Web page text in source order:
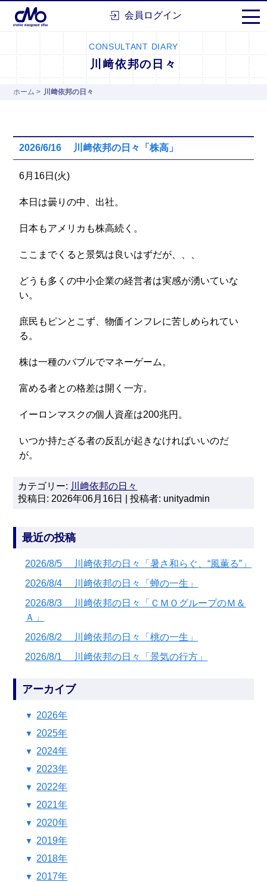
株式会社シーエムオー会員ログイン
CONSULTANT DIARY
川﨑依邦の日々
ホーム > 川﨑依邦の日々
2026/6/16 川﨑依邦の日々「株高」
6月16日(火)
本日は曇りの中、出社。
日本もアメリカも株高続く。
ここまでくると景気は良いはずだが、、、
どうも多くの中小企業の経営者は実感が湧いていな
い。
庶民もピンとこず、物価インフレに苦しめられてい
る。
株は一種のバブルでマネーゲーム。
富める者との格差は開く一方。
イーロンマスクの個人資産は200兆円。
いつか持たざる者の反乱が起きなければいいのだ
が。
カテゴリー: 川﨑依邦の日々
投稿日: 2026年06月16日 | 投稿者: unityadmin
最近の投稿
2026/8/5 川﨑依邦の日々「暑さ和らぐ、“風薫る”」
2026/8/4 川﨑依邦の日々「蝉の一生」
2026/8/3 川﨑依邦の日々「ＣＭＯグループのＭ＆
Ａ」
2026/8/2 川﨑依邦の日々「桃の一生」
2026/8/1 川﨑依邦の日々「景気の行方」
アーカイブ
2026年
2025年
2024年
2023年
2022年
2021年
2020年
2019年
2018年
2017年